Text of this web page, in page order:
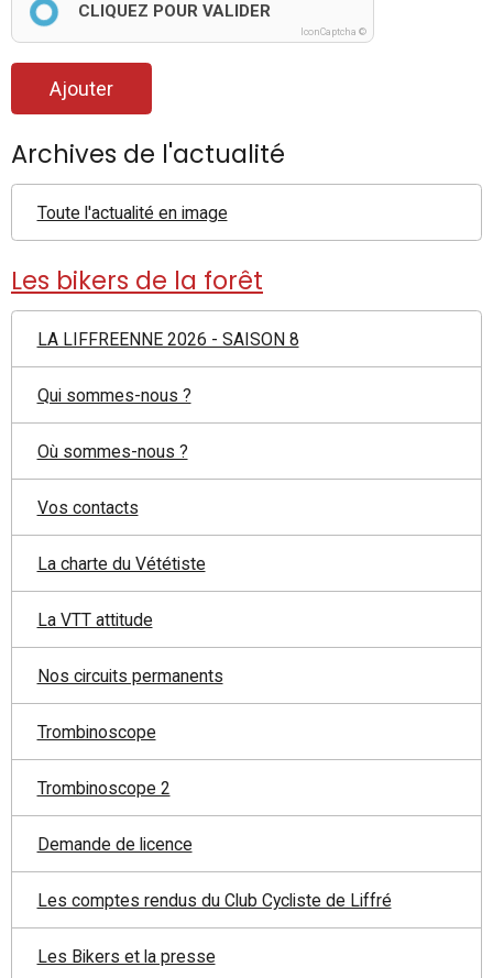
CLIQUEZ POUR VALIDER
IconCaptcha ©
Ajouter
Archives de l'actualité
Toute l'actualité en image
Les bikers de la forêt
LA LIFFREENNE 2026 - SAISON 8
Qui sommes-nous ?
Où sommes-nous ?
Vos contacts
La charte du Vététiste
La VTT attitude
Nos circuits permanents
Trombinoscope
Trombinoscope 2
Demande de licence
Les comptes rendus du Club Cycliste de Liffré
Les Bikers et la presse